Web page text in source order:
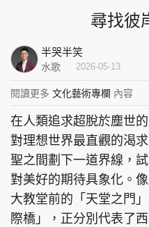
集團旗下品牌
東周刊
PCM 電腦廣場 星
尋找
半哭半笑
水歌 2026-05-13
閱讀更多 文化藝術專欄 內容
在人類追求超脫於塵世
對理想世界最直觀的渴
聖之間劃下一道界線，
對美好的期待具象化。
大教堂前的「天堂之門
際橋」，正分別代表了